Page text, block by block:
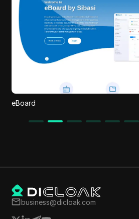
Sarra AI
business@dicloak.com